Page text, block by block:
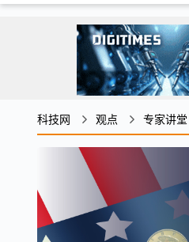
科技网 观点 专家讲堂